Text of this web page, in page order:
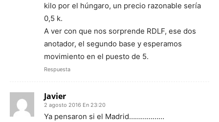
kilo por el húngaro, un precio razonable sería
0,5 k.
A ver con que nos sorprende RDLF, ese dos
anotador, el segundo base y esperamos
movimiento en el puesto de 5.
Respuesta
Javier
2 agosto 2016 En 23:20
Ya pensaron si el Madrid………………